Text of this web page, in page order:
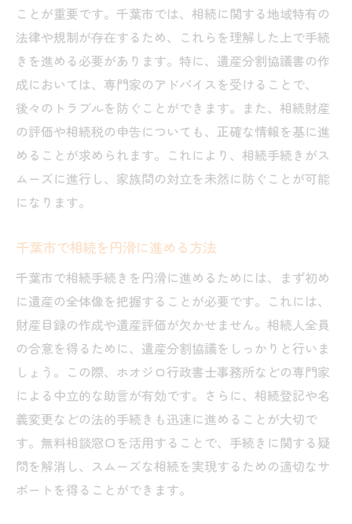
ことが重要です。千葉市では、相続に関する地域特有の
法律や規制が存在するため、これらを理解した上で手続
きを進める必要があります。特に、遺産分割協議書の作
成においては、専門家のアドバイスを受けることで、
後々のトラブルを防ぐことができます。また、相続財産
の評価や相続税の申告についても、正確な情報を基に進
めることが求められます。これにより、相続手続きがス
ムーズに進行し、家族間の対立を未然に防ぐことが可能
になります。
千葉市で相続を円滑に進める方法
千葉市で相続手続きを円滑に進めるためには、まず初め
に遺産の全体像を把握することが必要です。これには、
財産目録の作成や遺産評価が欠かせません。相続人全員
の合意を得るために、遺産分割協議をしっかりと行いま
しょう。この際、ホオジロ行政書士事務所などの専門家
による中立的な助言が有効です。さらに、相続登記や名
義変更などの法的手続きも迅速に進めることが大切で
す。無料相談窓口を活用することで、手続きに関する疑
問を解消し、スムーズな相続を実現するための適切なサ
ポートを得ることができます。